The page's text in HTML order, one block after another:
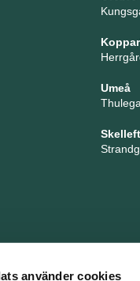
använder cookies
Umeå